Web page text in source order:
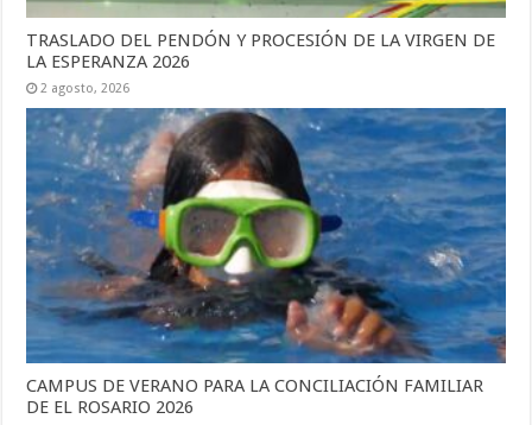
TRASLADO DEL PENDÓN Y PROCESIÓN DE LA VIRGEN DE
LA ESPERANZA 2026
2 agosto, 2026
CAMPUS DE VERANO PARA LA CONCILIACIÓN FAMILIAR
DE EL ROSARIO 2026